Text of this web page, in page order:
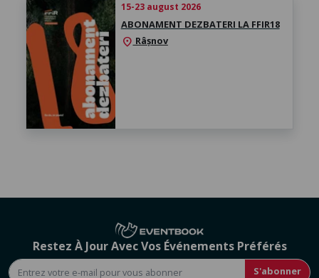
15-23 august 2026
ABONAMENT DEZBATERI LA FFIR18
location_on Râșnov
Restez À Jour Avec Vos Événements Préférés
S'abonner